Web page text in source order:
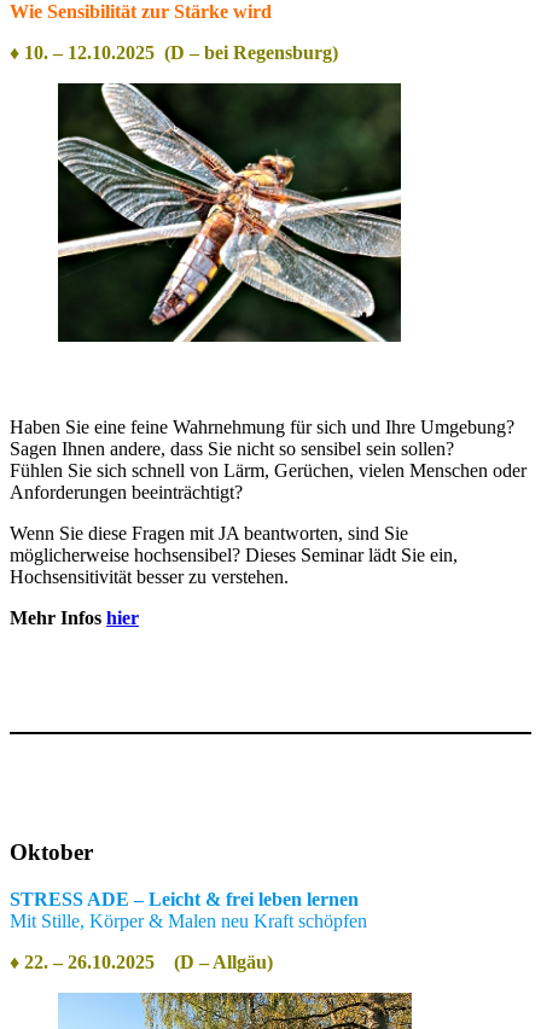
Wie Sensibilität zur Stärke wird
♦ 10. – 12.10.2025 (D – bei Regensburg)
Haben Sie eine feine Wahrnehmung für sich und Ihre Umgebung?
Sagen Ihnen andere, dass Sie nicht so sensibel sein sollen?
Fühlen Sie sich schnell von Lärm, Gerüchen, vielen Menschen oder
Anforderungen beeinträchtigt?
Wenn Sie diese Fragen mit JA beantworten, sind Sie
möglicherweise hochsensibel? Dieses Seminar lädt Sie ein,
Hochsensitivität besser zu verstehen.
Mehr Infos hier
Oktober
STRESS ADE – Leicht & frei leben lernen
Mit Stille, Körper & Malen neu Kraft schöpfen
♦ 22. – 26.10.2025 (D – Allgäu)